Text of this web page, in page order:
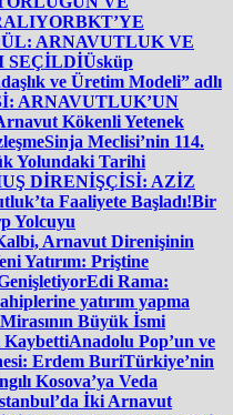
BKT’YE
ARNAVUTLUK VE
SEÇİLDİÜsküp
ve Üretim Modeli” adlı
ARNAVUTLUK’UN
Kökenli Yetenek
Sinja Meclisi’nin 114.
Yolundaki Tarihi
DİRENİŞÇİSİ: AZİZ
Faaliyete Başladı!Bir
Yolcuyu
Arnavut Direnişinin
Yatırım: Priştine
Edi Rama:
yatırım yapma
Büyük İsmi
KaybettiAnadolu Pop’un ve
Erdem BuriTürkiye’nin
Kosova’ya Veda
İki Arnavut